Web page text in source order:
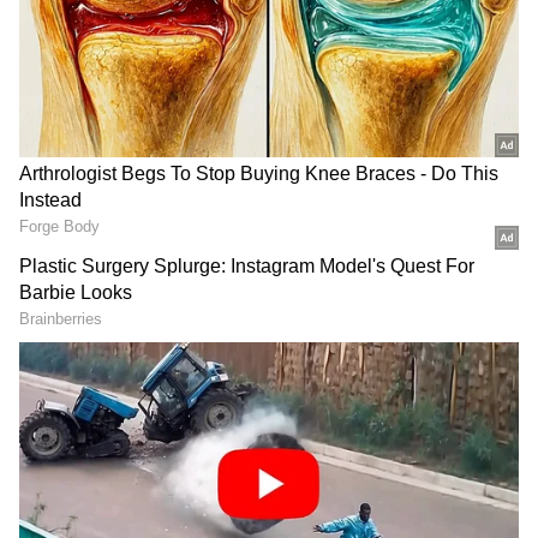
கவுதம் அதானிக்கு சவால் விடும்
வணிகம் (Business Ideas in Tamil),
வங்கிகள்
பொருளாதாரம் , உலக சந்தை, பங்கு
சந்தை, முதலீடு உள்ளிட்ட பல்வேறு
தகவல்கள் மற்றும் சமீபத்திய நிதி
செய்திகள் அனைத்தையும் ஏஷ்யாநெட்
தமிழ் நியூஸில் படிக்கலாம்.